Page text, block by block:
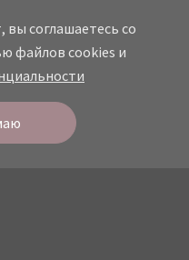
вы соглашаетесь со
файлов cookies и